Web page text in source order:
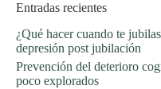
Entradas recientes
¿Qué hacer cuando te
depresión post jubilación
Prevención del deterioro
poco explorados